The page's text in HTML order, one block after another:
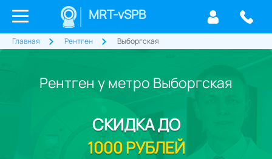
MRT-vSPB
Главная Рентген Выборгская
Рентген у метро Выборгская
СКИДКАДО
1000 РУБЛЕЙ